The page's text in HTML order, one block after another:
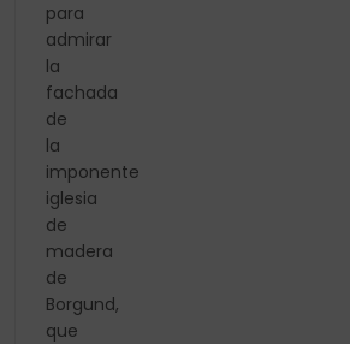
para
admirar
la
fachada
de
la
imponente
iglesia
de
madera
de
Borgund,
que